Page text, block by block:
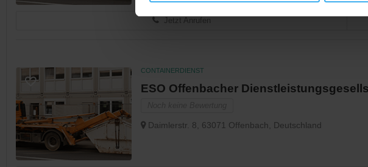
Jetzt Anrufen
CONTAINERDIENST
ESO Offenbacher
Daimlerstr. 8, 63071 Offenbach, Deutschland